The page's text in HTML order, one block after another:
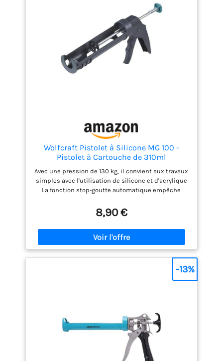
muraux et des plafonds. 【Durable Design/Liste
d'emballage】IP54 étanche/protégé contre les
intempéries pour vous assurer de travailler
normalement et de manière stable dans des
conditions de travail complexes. 1xniveau laser 4D
16 lignes, 1x sac de transport, 1x chargeur, 1x support
de bande de roulement 1/4« , 1x support de bande
de roulement 5/8-20 », 1x fer mural, 1x manuel
Wolfcraft Pistolet à Silicone MG 100 -
Pistolet à Cartouche de 310ml
Avec une pression de 130 kg, il convient aux travaux
simples avec l'utilisation de silicone et d'acrylique
La fonction stop-goutte automatique empêche
résultats propres Squelette semi-ouvert pour
changer facilement la cartouche Pistolet à
cartouche solide pour les travaux simples avec du
silicone et de l'acrylique wolfcraft, entreprise
allemande de plus de 70 ans, fabrique et produit
plus de 3 000 produits innovants chaque année
8,90 €
-13%